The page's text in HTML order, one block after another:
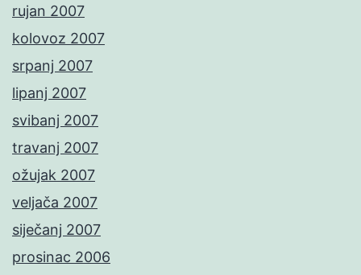
rujan 2007
kolovoz 2007
srpanj 2007
lipanj 2007
svibanj 2007
travanj 2007
ožujak 2007
veljača 2007
siječanj 2007
prosinac 2006